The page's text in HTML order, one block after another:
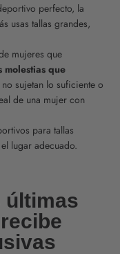
perfecto, la
usas tallas grandes,
mujeres que
molestias que
sujetan lo suficiente o
de una mujer con
para tallas
lugar adecuado.
últimas